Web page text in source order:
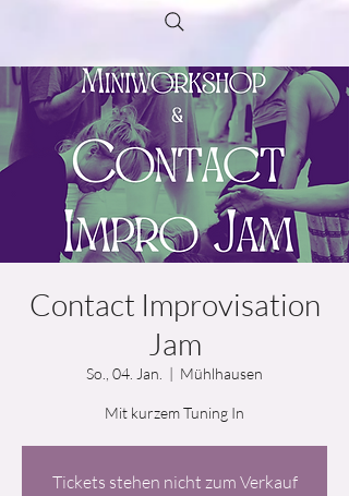
Contact Improvisation
Jam
So., 04. Jan.
  |
Mühlhausen
Mit kurzem Tuning In
Tickets stehen nicht zum Verkauf